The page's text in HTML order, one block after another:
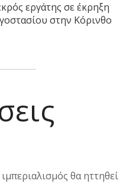
εργάτης σε έκρηξη
στην Κόρινθο
θα ηττηθεί